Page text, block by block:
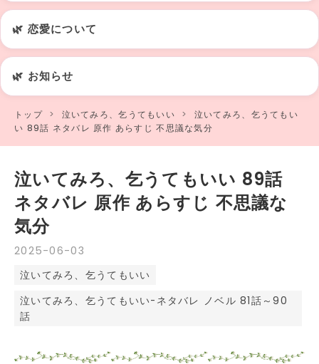
🌿 恋愛について
🌿 お知らせ
トップ > 泣いてみろ、乞うてもいい >
泣いてみろ、乞うてもい
い 89話 ネタバレ 原作 あらすじ 不思議な気分
2025-06-03
泣いてみろ、乞うてもいい 89話
ネタバレ 原作 あらすじ 不思議な
気分
泣いてみろ、乞うてもいい
泣いてみろ、乞うてもいい-ネタバレ ノベル 81話～90
話